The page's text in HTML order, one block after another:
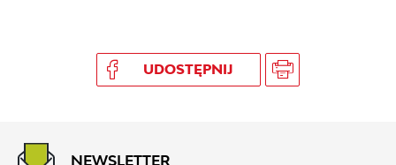
UDOSTĘPNIJ
NEWSLETTER